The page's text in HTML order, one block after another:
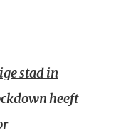
stad in
heeft